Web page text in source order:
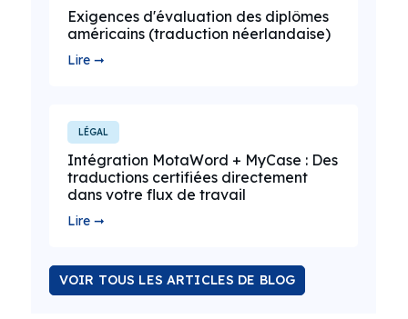
Exigences d'évaluation des diplômes
américains (traduction néerlandaise)
Lire ➞
LÉGAL
Intégration MotaWord + MyCase : Des
traductions certifiées directement
dans votre flux de travail
Lire ➞
VOIR TOUS LES ARTICLES DE BLOG